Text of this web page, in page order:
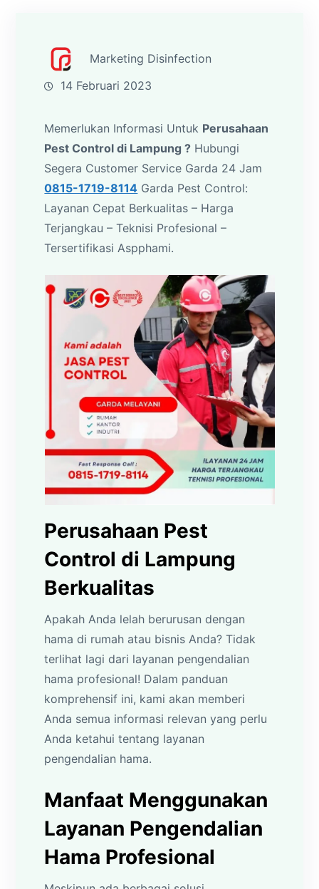
Marketing Disinfection
14 Februari 2023
Memerlukan Informasi Untuk Perusahaan
Pest Control di Lampung ? Hubungi
Segera Customer Service Garda 24 Jam
0815-1719-8114 Garda Pest Control:
Layanan Cepat Berkualitas – Harga
Terjangkau – Teknisi Profesional –
Tersertifikasi Aspphami.
Perusahaan Pest
Control di Lampung
Berkualitas
Apakah Anda lelah berurusan dengan
hama di rumah atau bisnis Anda? Tidak
terlihat lagi dari layanan pengendalian
hama profesional! Dalam panduan
komprehensif ini, kami akan memberi
Anda semua informasi relevan yang perlu
Anda ketahui tentang layanan
pengendalian hama.
Manfaat Menggunakan
Layanan Pengendalian
Hama Profesional